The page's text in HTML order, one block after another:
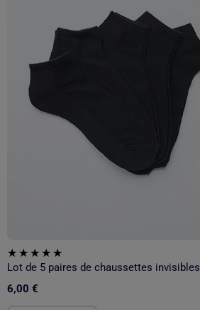
Lot de 5 paires de chaussettes invisibles
6,00 €